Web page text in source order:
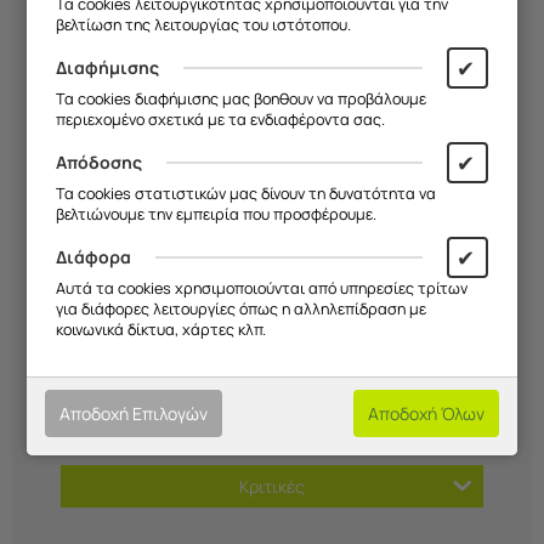
Μικρόφωνο με ακύρωση θορύβου
Βάρος: Μόλις 20 γραμμάρια
Χρώμα: Μαύρο
Τρόποι Πληρωμής
Κριτικές
Τα cookies λειτουργικότητας χρησιμοποιούνται για την
βελτίωση της λειτουργίας του ιστότοπου.
Διαφήμισης ✔
Τα cookies διαφήμισης μας βοηθουν να προβάλουμε
περιεχομένο σχετικά με τα ενδιαφέροντα σας.
Απόδοσης ✔
Τα cookies στατιστικών μας δίνουν τη δυνατότητα να
βελτιώνουμε την εμπειρία που προσφέρουμε.
Διάφορα ✔
Αυτά τα cookies χρησιμοποιούνται από υπηρεσίες τρίτων
για διάφορες λειτουργίες όπως η αλληλεπίδραση με
κοινωνικά δίκτυα, χάρτες κλπ.
Αποδοχή Επιλογών Αποδοχή Όλων